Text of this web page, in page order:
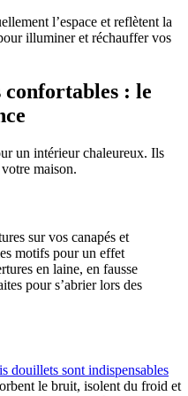
l’espace et reflètent la
illuminer et réchauffer vos
confortables : le
un intérieur chaleureux. Ils
maison.
sur vos canapés et
motifs pour un effet
en laine, en fausse
pour s’abrier lors des
douillets sont indispensables
le bruit, isolent du froid et